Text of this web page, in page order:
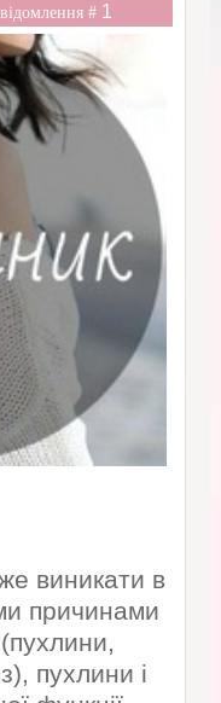
# 1
виникати в
причинами
пухлини і